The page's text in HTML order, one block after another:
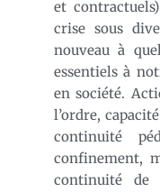
et
crise sous
nouveau à
essentiels à
en société.
l’ordre,
continuité
confinement,
continuité de